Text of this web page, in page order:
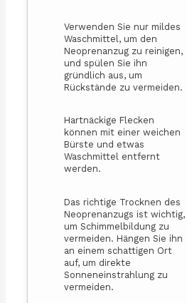
Verwenden Sie nur mildes
Waschmittel, um den
Neoprenanzug zu reinigen,
und spülen Sie ihn
gründlich aus, um
Rückstände zu vermeiden.
Hartnäckige Flecken
können mit einer weichen
Bürste und etwas
Waschmittel entfernt
werden.
Das richtige Trocknen des
Neoprenanzugs ist wichtig,
um Schimmelbildung zu
vermeiden. Hängen Sie ihn
an einem schattigen Ort
auf, um direkte
Sonneneinstrahlung zu
vermeiden.